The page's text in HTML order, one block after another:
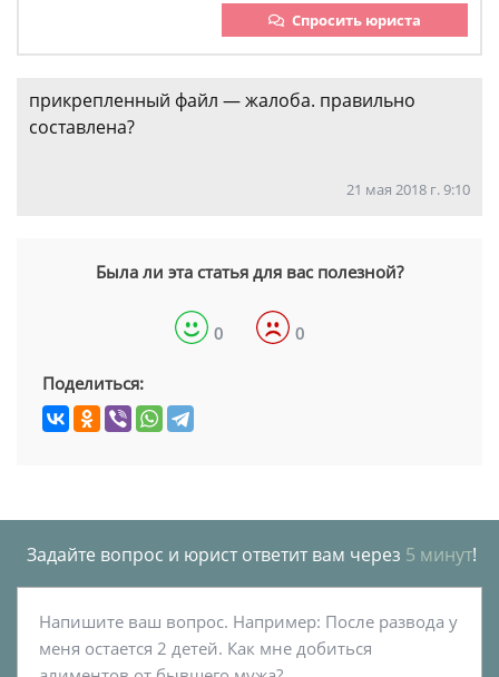
Спросить юриста
прикрепленный файл — жалоба. правильно
составлена?
21 мая 2018 г. 9:10
Была ли эта статья для вас полезной?
0 0
Поделиться:
Задайте вопрос и юрист ответит вам через 5 минут!